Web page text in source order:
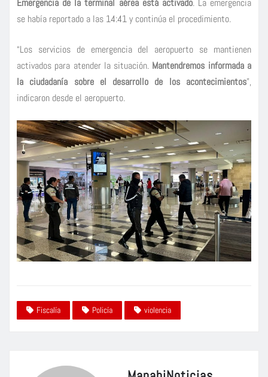
Emergencia de la terminal aérea está activado. La emergencia
se había reportado a las 14:41 y continúa el procedimiento.
“Los servicios de emergencia del aeropuerto se mantienen
activados para atender la situación. Mantendremos informada a
la ciudadanía sobre el desarrollo de los acontecimientos”,
indicaron desde el aeropuerto.
Fiscalía Policía violencia